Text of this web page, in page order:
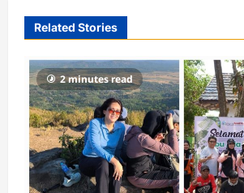
Related Stories
2 minutes read